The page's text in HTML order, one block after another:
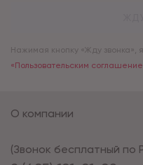
Нажимая кнопку «Жду звонка»,
«Пользовательским
(Звонок бесплатный по
О компании